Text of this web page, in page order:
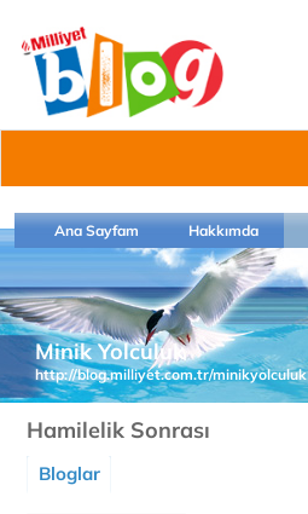
Ana Sayfam Hakkımda
Minik Yolculuk
http://blog.milliyet.com.tr/minikyolculuk
Hamilelik Sonrası
Bloglar